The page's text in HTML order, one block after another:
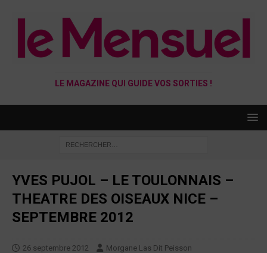
LE MAGAZINE QUI GUIDE VOS SORTIES !
YVES PUJOL – LE TOULONNAIS –
THEATRE DES OISEAUX NICE –
SEPTEMBRE 2012
26 septembre 2012 Morgane Las Dit Peisson